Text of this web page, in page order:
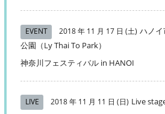
EVENT 2018 年 11 月 17 日 (土) ハノ
公園（Ly Thai To Park）
神奈川フェスティバル in HANOI
LIVE 2018 年 11 月 11 日 (日) Live